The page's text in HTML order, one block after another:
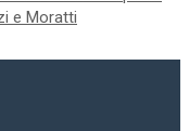
e Moratti